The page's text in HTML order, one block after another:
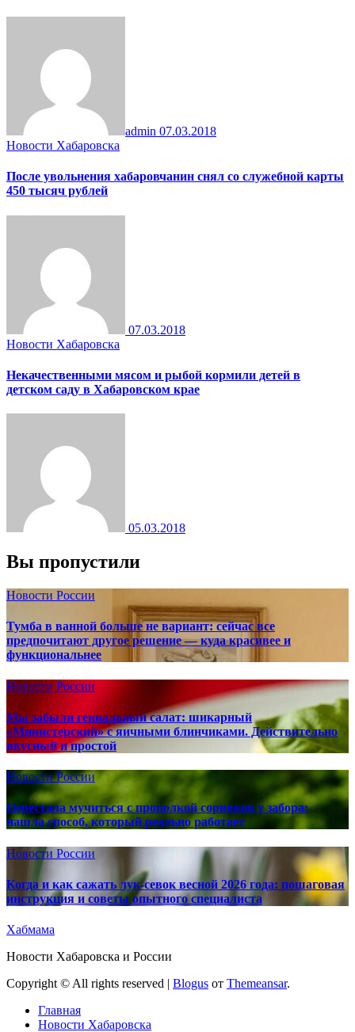
admin 07.03.2018
Новости Хабаровска
После увольнения хабаровчанин снял со служебной карты
450 тысяч рублей
07.03.2018
Новости Хабаровска
Некачественными мясом и рыбой кормили детей в
детском саду в Хабаровском крае
05.03.2018
Вы пропустили
Новости России
Тумба в ванной больше не вариант: сейчас все
предпочитают другое решение — куда красивее и
функциональнее
Новости России
Мы забыли гениальный салат: шикарный
«Министерский» с яичными блинчиками. Действительно
вкусный и простой
Новости России
Перестала мучиться с прополкой сорняков у забора:
нашла способ, который реально работает
Новости России
Когда и как сажать лук-севок весной 2026 года: пошаговая
инструкция и советы опытного специалиста
Хабмама
Новости Хабаровска и России
Copyright © All rights reserved | Blogus от Themeansar.
Главная
Новости Хабаровска